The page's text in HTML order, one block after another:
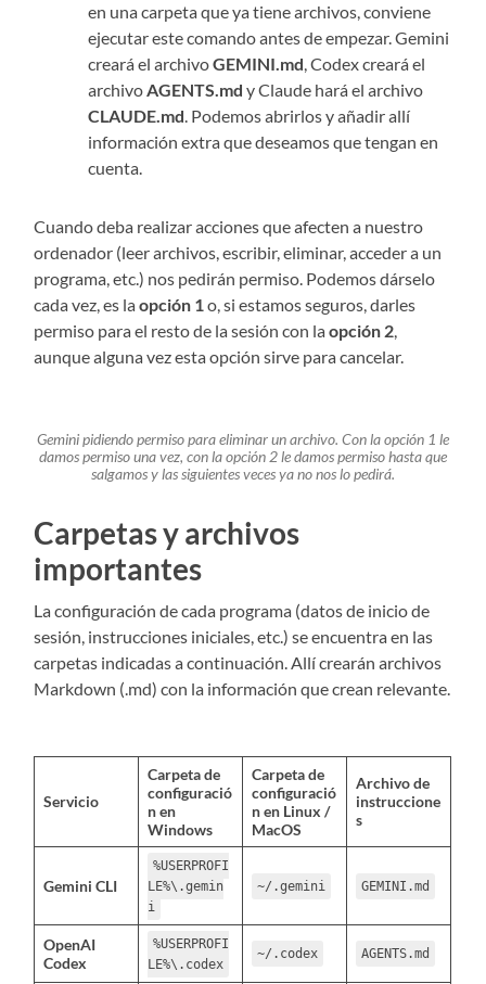
en una carpeta que ya tiene archivos, conviene
ejecutar este comando antes de empezar. Gemini
creará el archivoGEMINI.md, Codex creará el
archivoAGENTS.md y Claude hará el archivo
CLAUDE.md. Podemos abrirlos y añadir allí
información extra que deseamos que tengan en
cuenta.
Cuando deba realizar acciones que afecten a nuestro
ordenador (leer archivos, escribir, eliminar, acceder a un
programa, etc.) nos pedirán permiso. Podemos dárselo
cada vez, es laopción 1o, si estamos seguros, darles
permiso para el resto de la sesión con laopción 2,
aunque alguna vez esta opción sirve para cancelar.
Gemini pidiendo permiso para eliminar un archivo. Con la opción 1 le
damos permiso una vez, con la opción 2 le damos permiso hasta que
salgamos y las siguientes veces ya no nos lo pedirá.
Carpetas y archivos
importantes
La configuración de cada programa (datos de inicio de
sesión, instrucciones iniciales, etc.) se encuentra en las
carpetas indicadas a continuación. Allí crearán archivos
Markdown (.md) con la información que crean relevante.
Servicio
Carpeta de
configuració
n en
Windows
Carpeta de
configuració
n en Linux /
MacOS
Archivo de
instruccione
s
Gemini CLI
%USERPROFI
LE%\.gemin
i
~/.gemini GEMINI.md
OpenAI
Codex
%USERPROFI
LE%\.codex
~/.codex AGENTS.md